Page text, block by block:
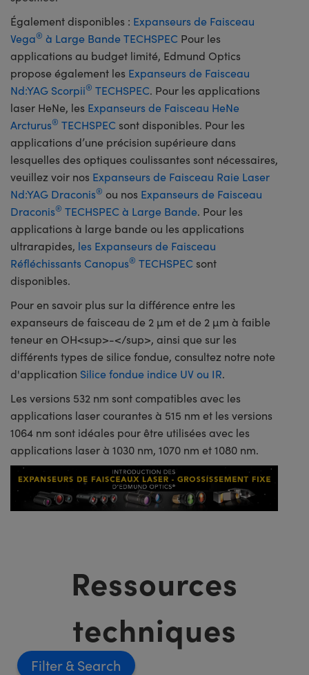
Également disponibles : Expanseurs de Faisceau
Vega® à Large Bande TECHSPEC Pour les
applications au budget limité, Edmund Optics
propose également les Expanseurs de Faisceau
Nd:YAG Scorpii® TECHSPEC. Pour les applications
laser HeNe, les Expanseurs de Faisceau HeNe
Arcturus® TECHSPEC sont disponibles. Pour les
applications d’une précision supérieure dans
lesquelles des optiques coulissantes sont nécessaires,
veuillez voir nos Expanseurs de Faisceau Raie Laser
Nd:YAG Draconis® ou nos Expanseurs de Faisceau
Draconis® TECHSPEC à Large Bande. Pour les
applications à large bande ou les applications
ultrarapides, les Expanseurs de Faisceau
Réfléchissants Canopus® TECHSPEC sont
disponibles.
Pour en savoir plus sur la différence entre les
expanseurs de faisceau de 2 µm et de 2 µm à faible
teneur en OH<sup>-</sup>, ainsi que sur les
différents types de silice fondue, consultez notre note
d'application Silice fondue indice UV ou IR.
Les versions 532 nm sont compatibles avec les
applications laser courantes à 515 nm et les versions
1064 nm sont idéales pour être utilisées avec les
applications laser à 1030 nm, 1070 nm et 1080 nm.
Ressources
techniques
Filter